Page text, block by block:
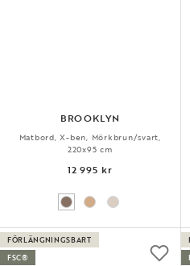
BROOKLYN
Matbord, X-ben, Mörkbrun/svart,
220x95 cm
12 995 kr
FÖRLÄNGNINGSBART
FSC®